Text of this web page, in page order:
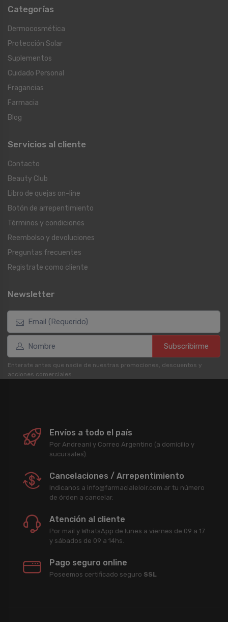
Categorías
Dermocosmética
Protección Solar
Suplementos
Cuidado Personal
Fragancias
Farmacia
Blog
Servicios al cliente
Contacto
Beauty Club
Libro de quejas on-line
Botón de arrepentimiento
Términos y condiciones
Reembolso y devoluciones
Preguntas frecuentes
Registrate como cliente
Newsletter
Subscribirme
Enterate antes que nadie de nuestras promociones, descuentos y
acciones comerciales.
Envíos a todo el país
Por Andreani y Correo Argentino (a domicilio y
sucursales).
Cancelaciones / Arrepentimiento
Indicanos a info@farmacialeloir.com.ar tu número
de órden a cancelar.
Atención al cliente
Por mail y WhatsApp de lunes a viernes de 09 a 17
y sábados de 09 a 14hs.
Pago seguro online
Poseemos certificado seguro SSL